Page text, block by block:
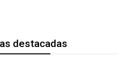
destacadas